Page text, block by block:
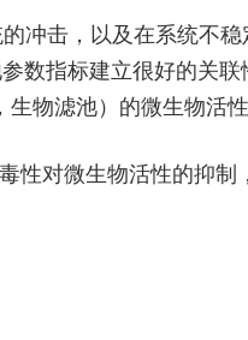
冲击，以及在系统不
数指标建立很好的关联
物滤池）的微生物活性
性对微生物活性的抑制